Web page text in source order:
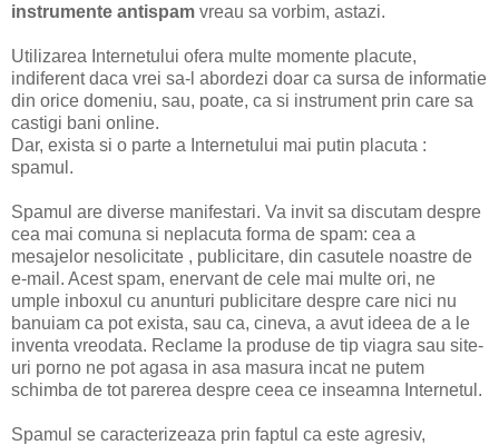
instrumente antispam vreau sa vorbim, astazi.
Utilizarea Internetului ofera multe momente placute,
indiferent daca vrei sa-l abordezi doar ca sursa de informatie
din orice domeniu, sau, poate, ca si instrument prin care sa
castigi bani online.
Dar, exista si o parte a Internetului mai putin placuta :
spamul.
Spamul are diverse manifestari. Va invit sa discutam despre
cea mai comuna si neplacuta forma de spam: cea a
mesajelor nesolicitate , publicitare, din casutele noastre de
e-mail. Acest spam, enervant de cele mai multe ori, ne
umple inboxul cu anunturi publicitare despre care nici nu
banuiam ca pot exista, sau ca, cineva, a avut ideea de a le
inventa vreodata. Reclame la produse de tip viagra sau site-
uri porno ne pot agasa in asa masura incat ne putem
schimba de tot parerea despre ceea ce inseamna Internetul.
Spamul se caracterizeaza prin faptul ca este agresiv,